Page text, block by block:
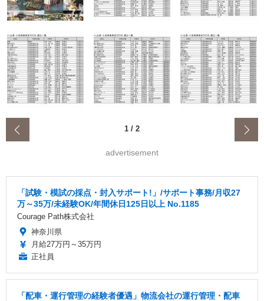
1 / 2
advertisement
「試験・模試の採点・封入サポート!」/サポート事務/月収27
万～35万/未経験OK/年間休日125日以上 No.1185
Courage Path株式会社
神奈川県
月給27万円～35万円
正社員
「配車・運行管理の経験者優遇」物流会社の運行管理・配車